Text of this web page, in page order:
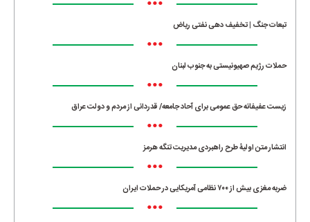
تبعات جنگ | تخفیف دهی نفتی ریاض
•••
حملات رژیم صهیونیستی به جنوب لبنان
•••
زیست عفیفانه حق عمومی برای آحاد جامعه/ قدردانی از مردم و دولت عراق
•••
انتشار متن اولیۀ طرح راهبردی مدیریت تنگه هرمز
•••
ضربه مغزی بیش از ۷۰۰ نظامی آمریکایی در حملات ایران
•••